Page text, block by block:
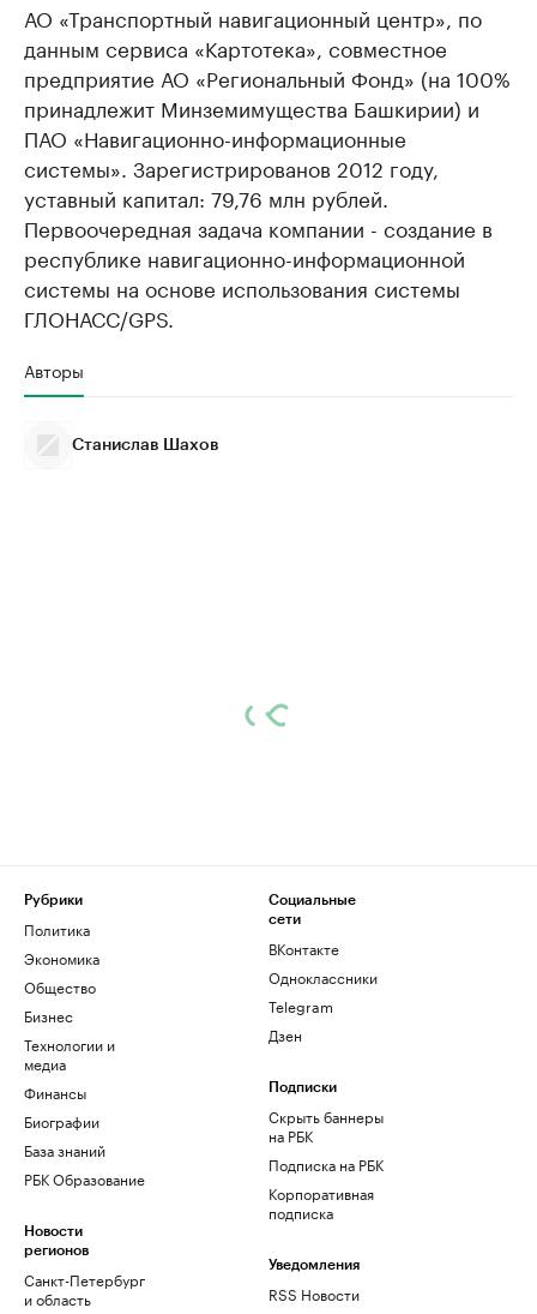
АО «Транспортный навигационный центр», по
данным сервиса «Картотека», совместное
предприятие АО «Региональный Фонд» (на 100%
принадлежит Минземимущества Башкирии) и
ПАО «Навигационно-информационные
системы». Зарегистрированов 2012 году,
уставный капитал: 79,76 млн рублей.
Первоочередная задача компании - создание в
республике навигационно-информационной
системы на основе использования системы
ГЛОНАСС/GPS.
Авторы
Станислав Шахов
Рубрики
Политика
Экономика
Общество
Бизнес
Технологии и
медиа
Финансы
Биографии
База знаний
РБК Образование
Новости
регионов
Санкт-Петербург
и область
Социальные
сети
ВКонтакте
Одноклассники
Telegram
Дзен
Подписки
Скрыть баннеры
на РБК
Подписка на РБК
Корпоративная
подписка
Уведомления
RSS Новости